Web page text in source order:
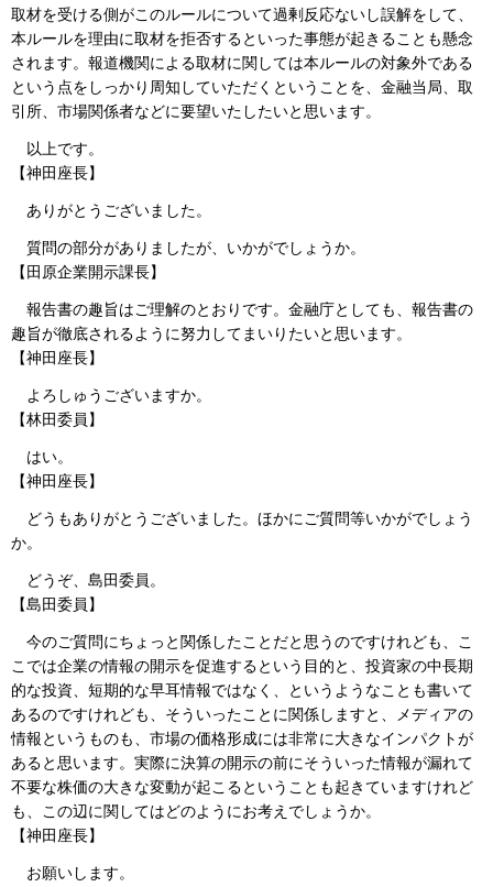
取材を受ける側がこのルールについて過剰反応ないし誤解をして、
本ルールを理由に取材を拒否するといった事態が起きることも懸念
されます。報道機関による取材に関しては本ルールの対象外である
という点をしっかり周知していただくということを、金融当局、取
引所、市場関係者などに要望いたしたいと思います。
以上です。
【神田座長】
ありがとうございました。
質問の部分がありましたが、いかがでしょうか。
【田原企業開示課長】
報告書の趣旨はご理解のとおりです。金融庁としても、報告書の
趣旨が徹底されるように努力してまいりたいと思います。
【神田座長】
よろしゅうございますか。
【林田委員】
はい。
【神田座長】
どうもありがとうございました。ほかにご質問等いかがでしょう
か。
どうぞ、島田委員。
【島田委員】
今のご質問にちょっと関係したことだと思うのですけれども、こ
こでは企業の情報の開示を促進するという目的と、投資家の中長期
的な投資、短期的な早耳情報ではなく、というようなことも書いて
あるのですけれども、そういったことに関係しますと、メディアの
情報というものも、市場の価格形成には非常に大きなインパクトが
あると思います。実際に決算の開示の前にそういった情報が漏れて
不要な株価の大きな変動が起こるということも起きていますけれど
も、この辺に関してはどのようにお考えでしょうか。
【神田座長】
お願いします。